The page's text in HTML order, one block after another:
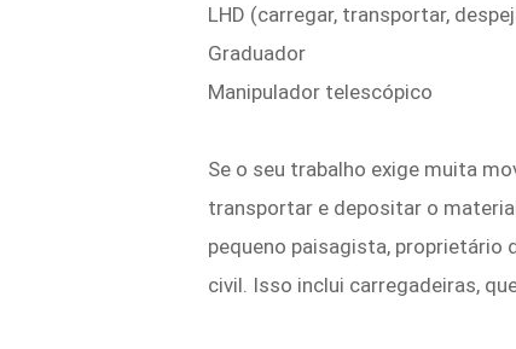
LHD (carregar, transportar,
Graduador
Manipulador telescópico
Se o seu trabalho exige muita
transportar e depositar o
pequeno paisagista, proprietário
civil. Isso inclui carregadeiras,